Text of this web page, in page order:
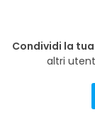
Condividi la
altri